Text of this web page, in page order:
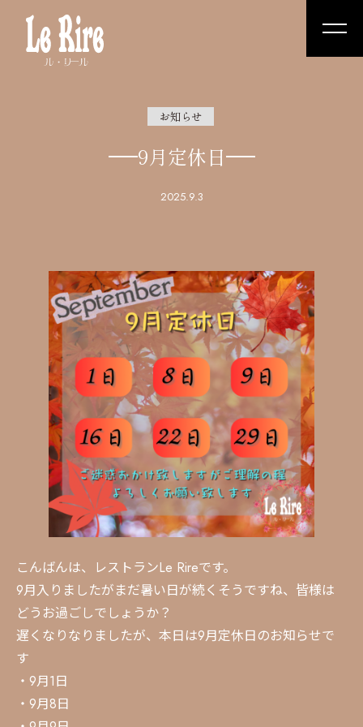
お知らせ
9月定休日
2025.9.3
こんばんは、レストランLe Rireです。
9月入りましたがまだ暑い日が続くそうですね、皆様は
どうお過ごしでしょうか？
遅くなりなりましたが、本日は9月定休日のお知らせで
す
・9月1日
・9月8日